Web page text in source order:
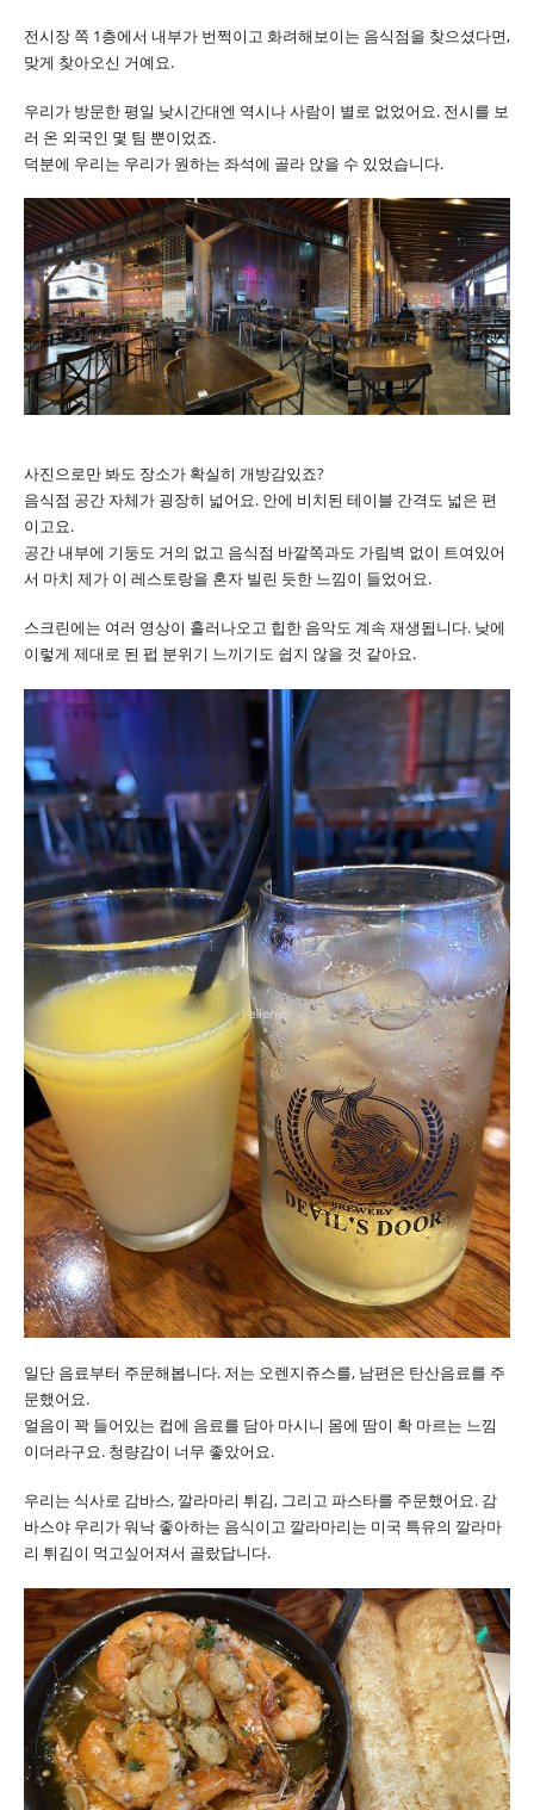
전시장 쪽 1층에서 내부가 번쩍이고 화려해보이는 음식점을 찾으셨다면,
맞게 찾아오신 거예요.
우리가 방문한 평일 낮시간대엔 역시나 사람이 별로 없었어요. 전시를 보
러 온 외국인 몇 팀 뿐이었죠.
덕분에 우리는 우리가 원하는 좌석에 골라 앉을 수 있었습니다.
사진으로만 봐도 장소가 확실히 개방감있죠?
음식점 공간 자체가 굉장히 넓어요. 안에 비치된 테이블 간격도 넓은 편
이고요.
공간 내부에 기둥도 거의 없고 음식점 바깥쪽과도 가림벽 없이 트여있어
서 마치 제가 이 레스토랑을 혼자 빌린 듯한 느낌이 들었어요.
스크린에는 여러 영상이 흘러나오고 힙한 음악도 계속 재생됩니다. 낮에
이렇게 제대로 된 펍 분위기 느끼기도 쉽지 않을 것 같아요.
일단 음료부터 주문해봅니다. 저는 오렌지쥬스를, 남편은 탄산음료를 주
문했어요.
얼음이 꽉 들어있는 컵에 음료를 담아 마시니 몸에 땀이 확 마르는 느낌
이더라구요. 청량감이 너무 좋았어요.
우리는 식사로 감바스, 깔라마리 튀김, 그리고 파스타를 주문했어요. 감
바스야 우리가 워낙 좋아하는 음식이고 깔라마리는 미국 특유의 깔라마
리 튀김이 먹고싶어져서 골랐답니다.